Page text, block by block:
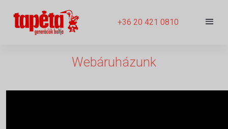
+36 20 421 0810
Webáruházunk